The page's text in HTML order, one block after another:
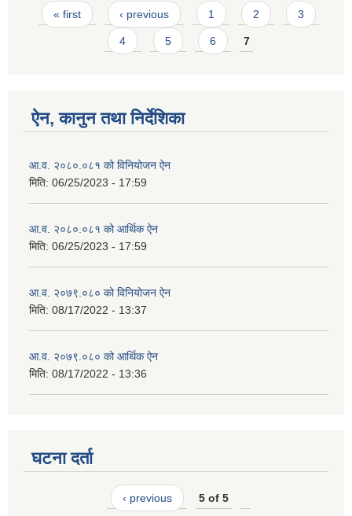
Pages
« first ‹ previous 1 2 3
4 5 6 7
ऐन, कानुन तथा निर्देशिका
आ.व. २०८०.०८१ को विनियोजन ऐन
मिति: 06/25/2023 - 17:59
आ.व. २०८०.०८१ को आर्थिक ऐन
मिति: 06/25/2023 - 17:59
आ.व. २०७९.०८० को विनियोजन ऐन
मिति: 08/17/2022 - 13:37
आ.व. २०७९.०८० को आर्थिक ऐन
मिति: 08/17/2022 - 13:36
घटना दर्ता
‹ previous 5 of 5